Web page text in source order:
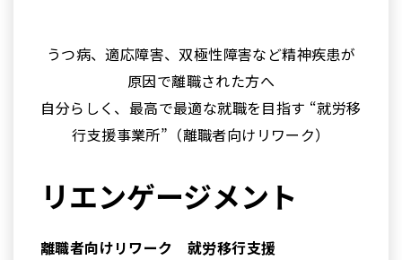
うつ病、適応障害、双極性障害など精神疾患が
原因で離職された方へ
自分らしく、最高で最適な就職を目指す “就労移
行支援事業所”（離職者向けリワーク）
リエンゲージメント
離職者向けリワーク 就労移行支援